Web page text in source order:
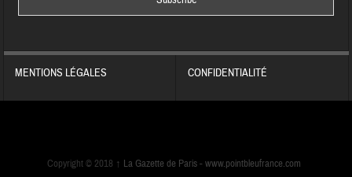
MENTIONS LÉGALES CONFIDENTIALITÉ
Copyright © 2018 ↑ La Gazette de Paris -www.pointbleufrance.com